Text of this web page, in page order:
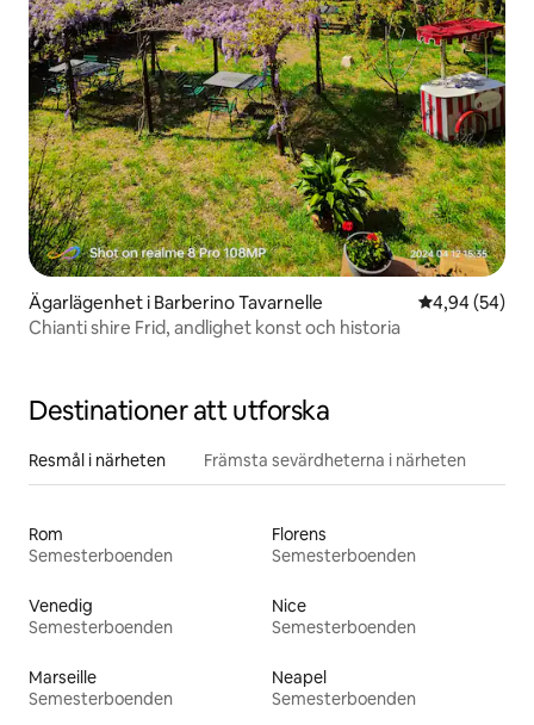
Ägarlägenhet i Barberino Tavarnelle 4,94 av 5 i
4,94 (54)
Chianti shire Frid, andlighet konst och historia
Destinationer att utforska
Resmål i närheten Främsta sevärdheterna i närheten
Rom
Semesterboenden
Florens
Semesterboenden
Venedig
Semesterboenden
Nice
Semesterboenden
Marseille
Semesterboenden
Neapel
Semesterboenden